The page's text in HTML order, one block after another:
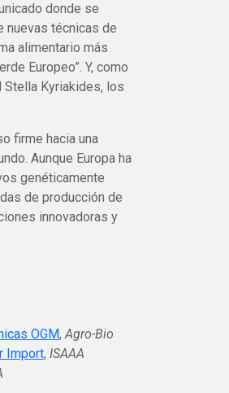
donde se
nuevas técnicas de
alimentario más
Europeo”. Y, como
Stella Kyriakides, los
firme hacia una
Aunque Europa ha
genéticamente
de producción de
innovadoras y
OGM,Agro-Bio
Import, ISAAA